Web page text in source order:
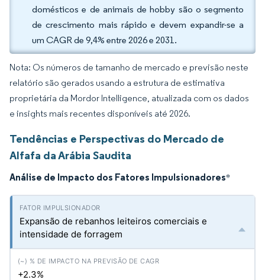
domésticos e de animais de hobby são o segmento
de crescimento mais rápido e devem expandir-se a
um CAGR de 9,4% entre 2026 e 2031.
Nota: Os números de tamanho de mercado e previsão neste
relatório são gerados usando a estrutura de estimativa
proprietária da Mordor Intelligence, atualizada com os dados
e insights mais recentes disponíveis até 2026.
Tendências e Perspectivas do Mercado de
Alfafa da Arábia Saudita
Análise de Impacto dos Fatores Impulsionadores*
Expansão de rebanhos leiteiros comerciais e
intensidade de forragem
+2.3%